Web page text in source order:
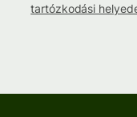
tartózkodási